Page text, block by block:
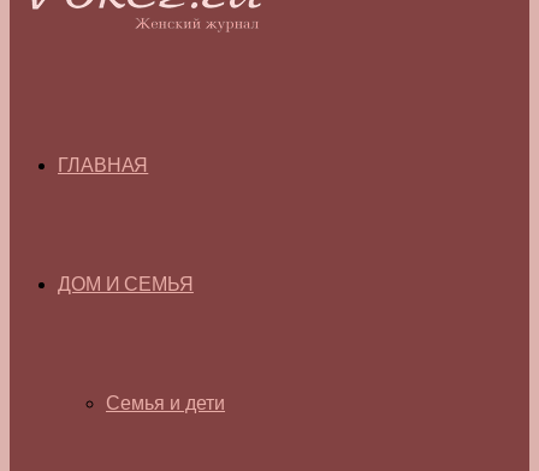
ГЛАВНАЯ
ДОМ И СЕМЬЯ
Семья и дети